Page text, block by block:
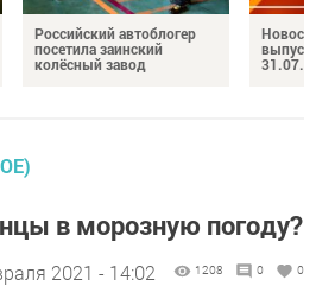
Российский автоблогер
посетила заинский
колёсный завод
в морозную погоду?
2021 - 14:02 1208 0 0